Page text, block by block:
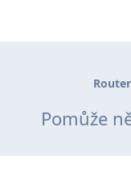
Pomůže